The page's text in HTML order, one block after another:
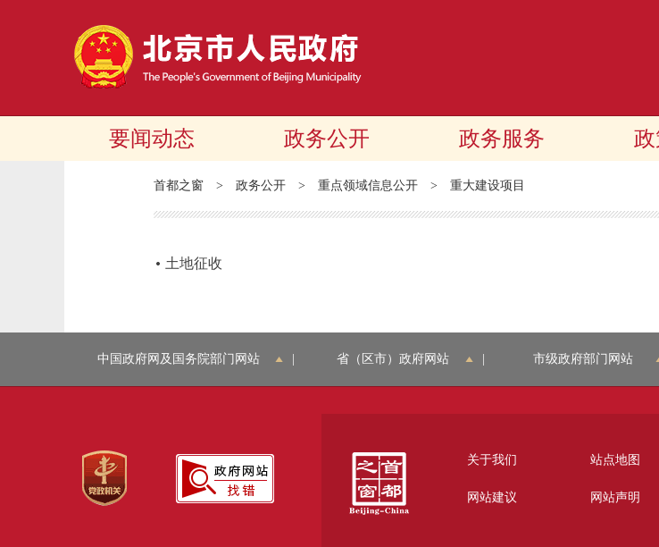
要闻动态 政务公开 政务服务
首都之窗 > 政务公开 > 重点领域信息公开 > 重大建设项目
土地征收
中国政府网及国务院部门网站 省（区市）政府网站 市级政府部门网站
关于我们 站点地图
网站建议 网站声明